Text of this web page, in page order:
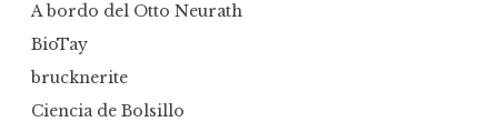
A bordo del Otto Neurath
BioTay
brucknerite
Ciencia de Bolsillo